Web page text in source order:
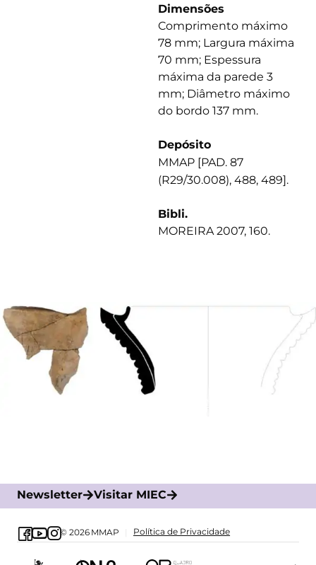
Dimensões
Comprimento máximo
78 mm; Largura máxima
70 mm; Espessura
máxima da parede 3
mm; Diâmetro máximo
do bordo 137 mm.
Depósito
MMAP [PAD. 87
(R29/30.008), 488, 489].
Bibli.
MOREIRA 2007, 160.
Newsletter Visitar MIEC
© 2026 MMAP Política de Privacidade